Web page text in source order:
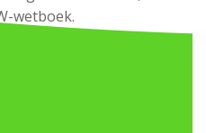
wetboek.